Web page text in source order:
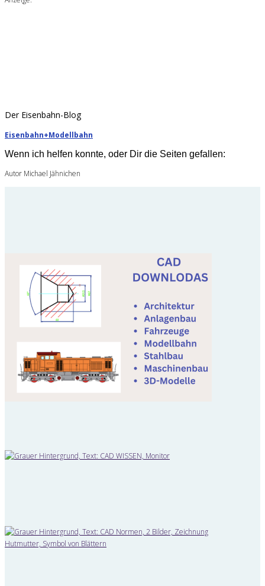
Der Eisenbahn-Blog
Eisenbahn+Modellbahn
Wenn ich helfen konnte, oder Dir die Seiten gefallen:
Autor Michael Jähnichen